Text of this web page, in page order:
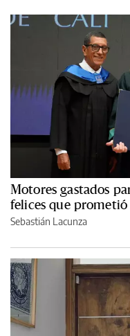
Motores gastados
felices que
Sebastián Lacunza